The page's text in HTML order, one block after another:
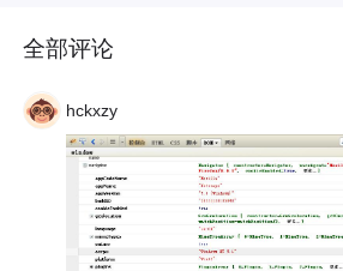
全部评论
hckxzy